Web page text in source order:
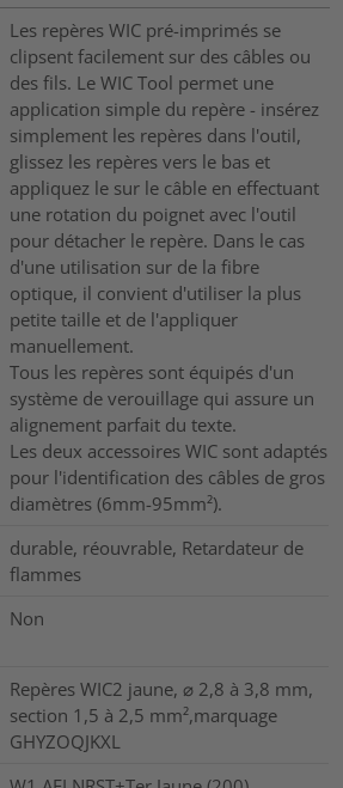
Les repères WIC pré-imprimés se
clipsent facilement sur des câbles ou
des fils. Le WIC Tool permet une
application simple du repère - insérez
simplement les repères dans l'outil,
glissez les repères vers le bas et
appliquez le sur le câble en effectuant
une rotation du poignet avec l'outil
pour détacher le repère. Dans le cas
d'une utilisation sur de la fibre
optique, il convient d'utiliser la plus
petite taille et de l'appliquer
manuellement.
Tous les repères sont équipés d'un
système de verouillage qui assure un
alignement parfait du texte.
Les deux accessoires WIC sont adaptés
pour l'identification des câbles de gros
diamètres (6mm-95mm²).
durable, réouvrable, Retardateur de
flammes
Non
Repères WIC2 jaune, ⌀ 2,8 à 3,8 mm,
section 1,5 à 2,5 mm²,marquage
GHYZOQJKXL